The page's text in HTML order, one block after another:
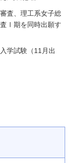
査、理工系女子総
Ⅰ期を同時出願す
学試験（11月出